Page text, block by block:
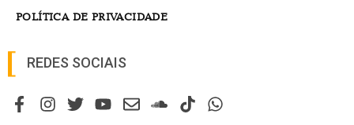
POLÍTICA DE PRIVACIDADE
REDES SOCIAIS